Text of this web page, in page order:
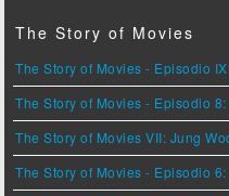
The Story of Movies
The Story of Movies - Episodio
The Story of Movies - Episodio
The Story of Movies VII: Jung
The Story of Movies - Episodio